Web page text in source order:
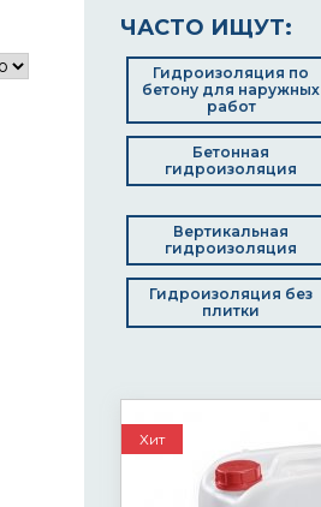
ЧАСТО ИЩУТ:
Гидроизоляция по
бетону для наружных
работ
Бетонная
гидроизоляция
Вертикальная
гидроизоляция
Гидроизоляция без
плитки
Хит